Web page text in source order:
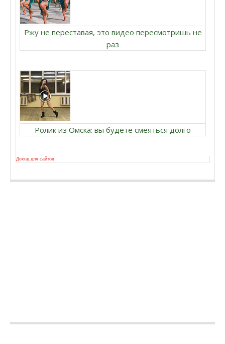
Ржу не переставая, это видео пересмотришь не
раз
Ролик из Омска: вы будете смеяться долго
Доход для сайтов